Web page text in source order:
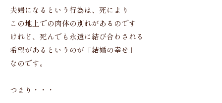
夫婦になるという行為は、死により
この地上での肉体の別れがあるのです
けれど、死んでも永遠に結び合わされる
希望があるというのが「結婚の幸せ」
なのです。
つまり・・・